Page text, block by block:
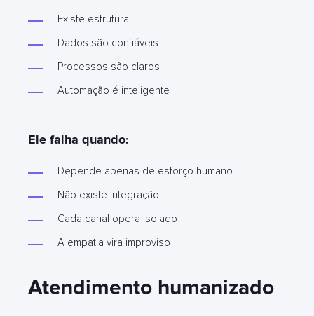
Existe estrutura
Dados são confiáveis
Processos são claros
Automação é inteligente
Ele falha quando:
Depende apenas de esforço humano
Não existe integração
Cada canal opera isolado
A empatia vira improviso
Atendimento humanizado